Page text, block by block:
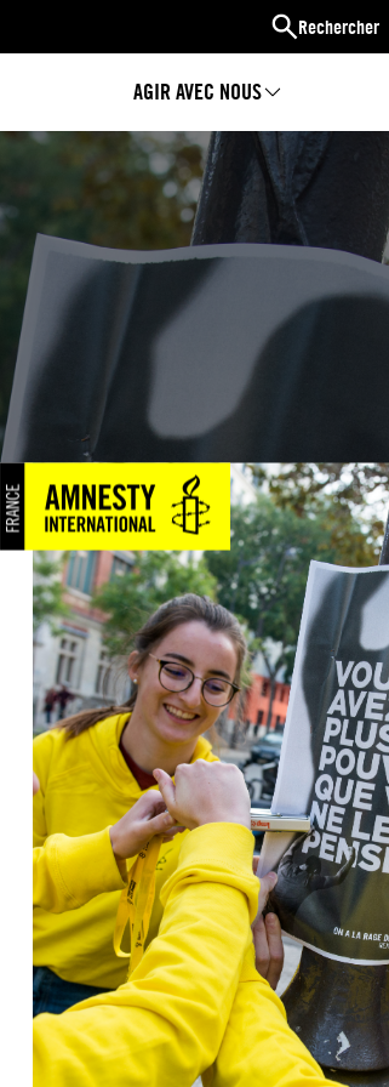
Rechercher
AGIR AVEC NOUS